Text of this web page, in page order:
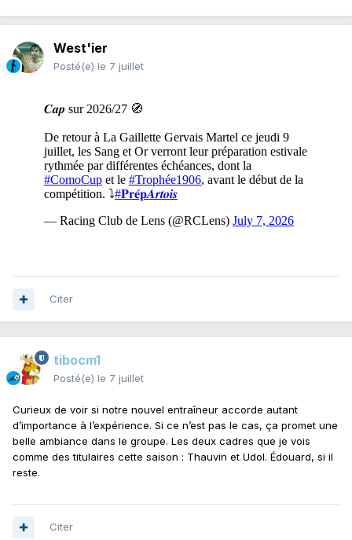
West'ier
Posté(e) le 7 juillet
Citer
tibocm1
Posté(e) le 7 juillet
Curieux de voir si notre nouvel entraîneur accorde autant
d’importance à l’expérience. Si ce n’est pas le cas, ça promet une
belle ambiance dans le groupe. Les deux cadres que je vois
comme des titulaires cette saison : Thauvin et Udol. Édouard, si il
reste.
Citer